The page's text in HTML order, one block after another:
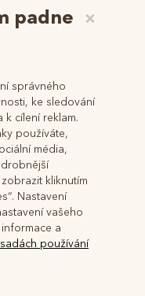
ZDE
×
padne
správného
ke sledování
cílení reklam.
používáte,
média,
kliknutím
Nastavení
vašeho
a
používání